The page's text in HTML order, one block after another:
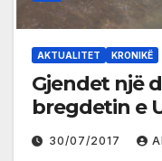
AKTUALITET KRONIKË
Gjendet një
bregdetin e
30/07/2017